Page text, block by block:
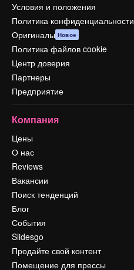
Условия и положения
Политика конфиденциальности
Оригиналы Новое
Политика файлов cookie
Центр доверия
Партнеры
Предприятие
Компания
Цены
О нас
Reviews
Вакансии
Поиск тенденций
Блог
События
Slidesgo
Продайте свой контент
Помещение для прессы